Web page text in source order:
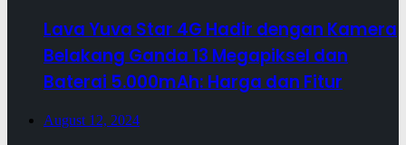
Lava Yuva Star 4G Hadir dengan Kamera
Belakang Ganda 13 Megapiksel dan
Baterai 5.000mAh: Harga dan Fitur
August 12, 2024